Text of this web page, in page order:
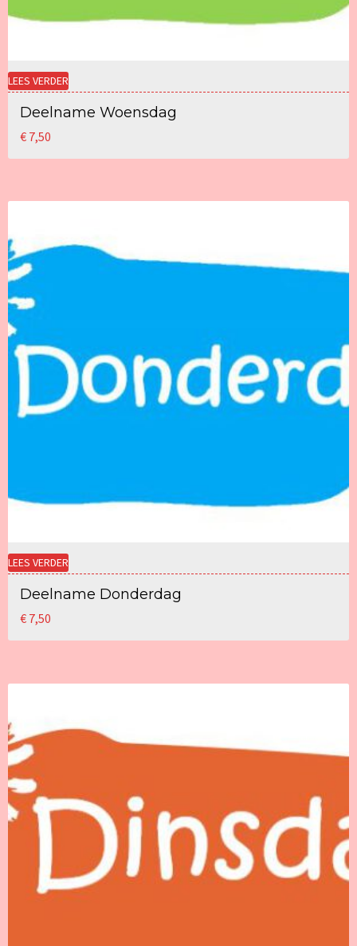
LEES VERDER
Deelname Woensdag
€ 7,50
LEES VERDER
Deelname Donderdag
€ 7,50